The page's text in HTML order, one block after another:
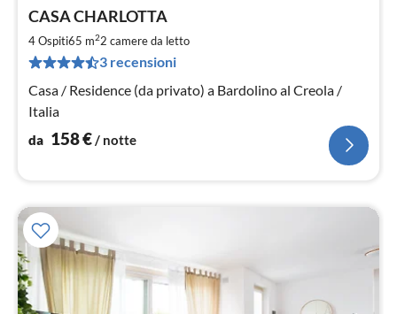
CASA CHARLOTTA
4 Ospiti65 m22 camere da letto
3 recensioni
Casa / Residence (da privato) a Bardolino al Creola /
Italia
da 158€/ notte